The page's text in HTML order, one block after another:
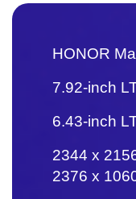
HONOR
7.92-inch
6.43-inch
2344 x
2376 x